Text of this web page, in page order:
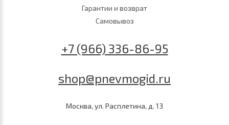
Гарантии и возврат
Самовывоз
+7 (966) 336-86-95
shop@pnevmogid.ru
Москва, ул. Расплетина, д. 13